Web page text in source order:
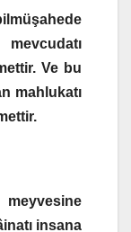
Ve bu
mahlukatı
insana